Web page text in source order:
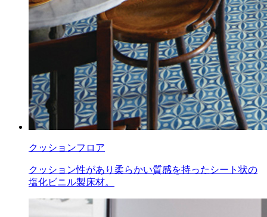
クッションフロア
クッション性があり柔らかい質感を持ったシート状の
塩化ビニル製床材。